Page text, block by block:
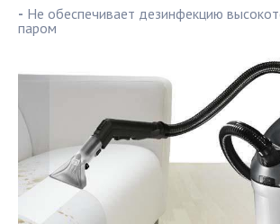
- Не обеспечивает дезинфекцию
паром